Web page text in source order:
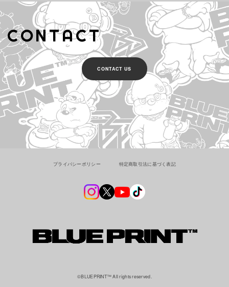
CONTACT
CONTACT US
プライバシーポリシー 特定商取引法に基づく表記
©︎BLUEPRINT™ All rights reserved.